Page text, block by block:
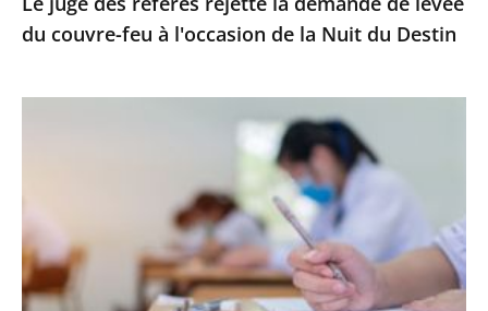
à
l'occasion
la
du couvre-feu à l'occasion de la Nuit du Destin
le
juge
des